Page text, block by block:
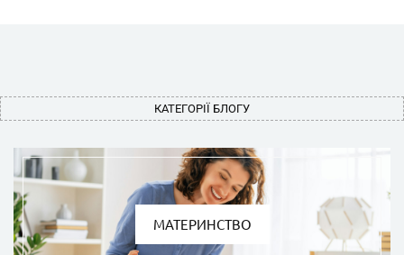
КАТЕГОРІЇ БЛОГУ
МАТЕРИНСТВО